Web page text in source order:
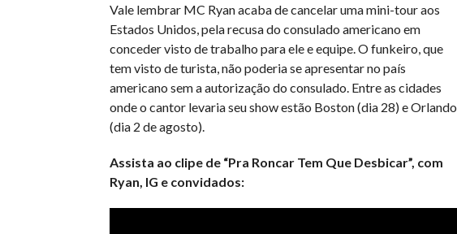
Vale lembrar MC Ryan acaba de cancelar uma mini-tour aos
Estados Unidos, pela recusa do consulado americano em
conceder visto de trabalho para ele e equipe. O funkeiro, que
tem visto de turista, não poderia se apresentar no país
americano sem a autorização do consulado. Entre as cidades
onde o cantor levaria seu show estão Boston (dia 28) e Orlando
(dia 2 de agosto).
Assista ao clipe de “Pra Roncar Tem Que Desbicar”, com
Ryan, IG e convidados: